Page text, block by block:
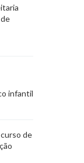
infantil
de